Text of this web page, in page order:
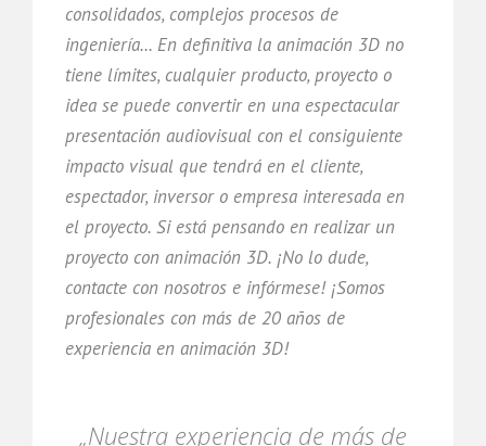
consolidados, complejos procesos de
ingeniería... En definitiva la animación 3D no
tiene límites, cualquier producto, proyecto o
idea se puede convertir en una espectacular
presentación audiovisual con el consiguiente
impacto visual que tendrá en el cliente,
espectador, inversor o empresa interesada en
el proyecto. Si está pensando en realizar un
proyecto con animación 3D. ¡No lo dude,
contacte con nosotros e infórmese! ¡Somos
profesionales con más de 20 años de
experiencia en animación 3D!
„Nuestra experiencia de más de